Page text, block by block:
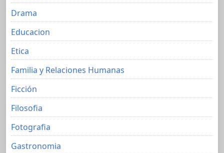
Drama
Educacion
Etica
Familia y Relaciones Humanas
Ficción
Filosofia
Fotografia
Gastronomia